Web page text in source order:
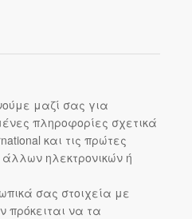
μαζί σας για
πληροφορίες σχετικά
και τις πρώτες
ηλεκτρονικών ή
σας στοιχεία με
πρόκειται να τα